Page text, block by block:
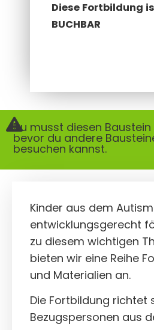
Diese Fortbildung
BUCHBAR
Du musst diesen
bevor du andere
besuchen kannst.
Kinder aus dem
entwicklungsgerecht
zu diesem wichtigen
bieten wir eine Reihe
und Materialien an.
Die Fortbildung richtet
Bezugspersonen aus